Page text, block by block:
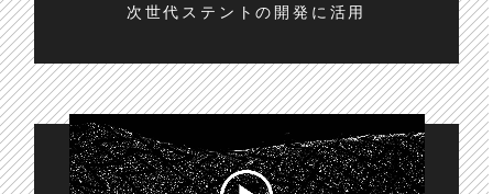
次世代ステントの開発に活用